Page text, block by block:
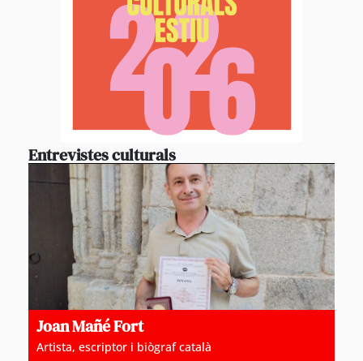
Entrevistes culturals
Joan Mañé Fort
Artista, escriptor i biògraf català